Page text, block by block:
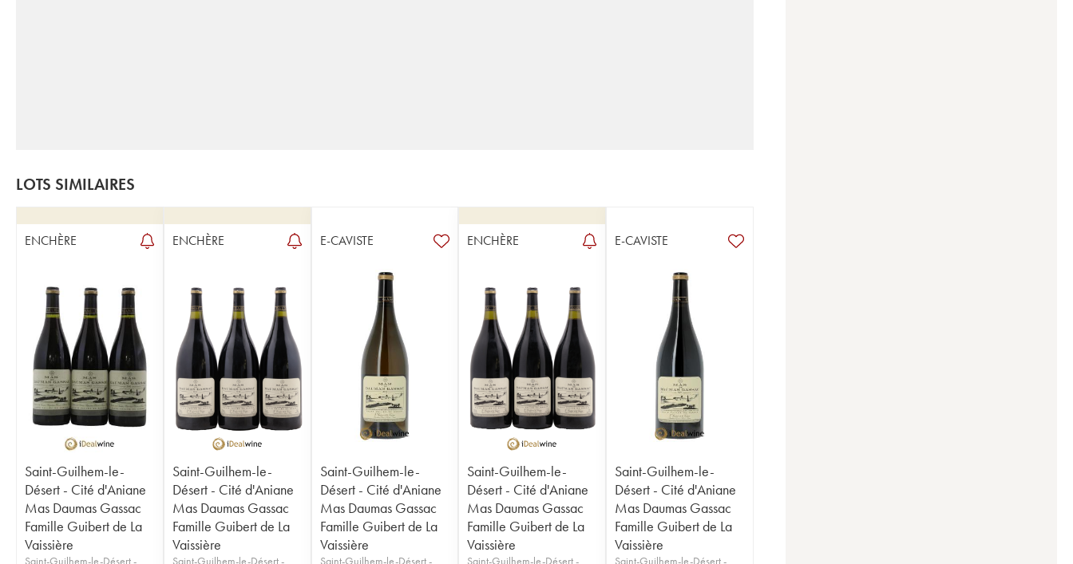
LOTS SIMILAIRES
ENCHÈRE
Saint-Guilhem-le-
Désert - Cité d'Aniane
Mas Daumas Gassac
Famille Guibert de La
Vaissière
Saint-Guilhem-le-Désert -
ENCHÈRE
Saint-Guilhem-le-
Désert - Cité d'Aniane
Mas Daumas Gassac
Famille Guibert de La
Vaissière
Saint-Guilhem-le-Désert -
E-CAVISTE
Saint-Guilhem-le-
Désert - Cité d'Aniane
Mas Daumas Gassac
Famille Guibert de La
Vaissière
Saint-Guilhem-le-Désert -
ENCHÈRE
Saint-Guilhem-le-
Désert - Cité d'Aniane
Mas Daumas Gassac
Famille Guibert de La
Vaissière
Saint-Guilhem-le-Désert -
E-CAVISTE
Saint-Guilhem-le-
Désert - Cité d'Aniane
Mas Daumas Gassac
Famille Guibert de La
Vaissière
Saint-Guilhem-le-Désert -